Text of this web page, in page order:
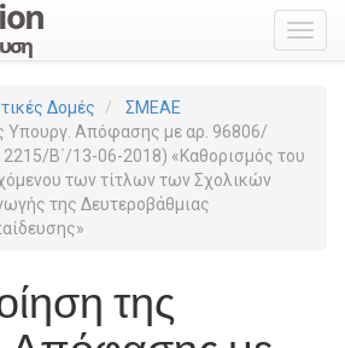
Δομές
ΣΜΕΑΕ
Υπουργ. Απόφασης με αρ. 96806/
Β΄/13-06-2018) «Καθορισμός του
των τίτλων των Σχολικών
της Δευτεροβάθμιας
της